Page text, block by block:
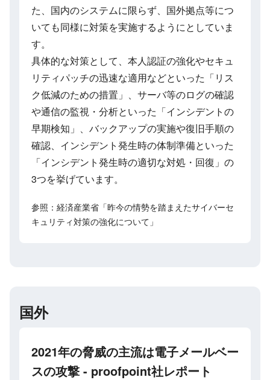
た、国内のシステムに限らず、国外拠点等につ
いても同様に対策を実施するようにとしていま
す。
具体的な対策として、本人認証の強化やセキュ
リティパッチの迅速な適用などといった「リス
ク低減のための措置」、サーバ等のログの確認
や通信の監視・分析といった「インシデントの
早期検知」、バックアップの実施や復旧手順の
確認、インシデント発生時の体制準備といった
「インシデント発生時の適切な対処・回復」の
3つを挙げています。
参照：経済産業省「昨今の情勢を踏まえたサイバーセ
キュリティ対策の強化について」
国外
2021年の脅威の主流は電子メールベー
スの攻撃 - proofpoint社レポート